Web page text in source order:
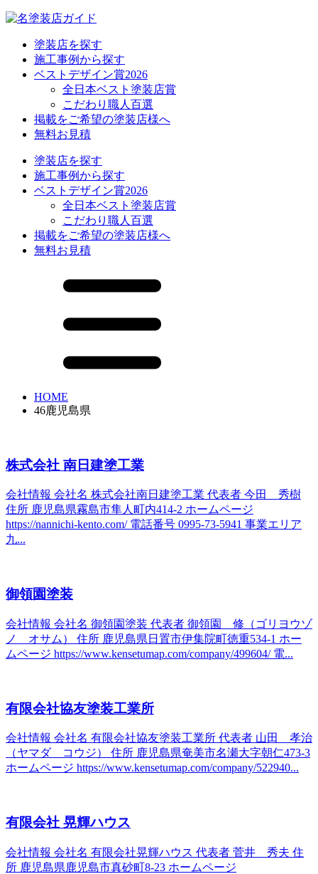
塗装店を探す
施工事例から探す
ベストデザイン賞2026
全日本ベスト塗装店賞
こだわり職人百選
掲載をご希望の塗装店様へ
無料お見積
塗装店を探す
施工事例から探す
ベストデザイン賞2026
全日本ベスト塗装店賞
こだわり職人百選
掲載をご希望の塗装店様へ
無料お見積
HOME
46鹿児島県
株式会社 南日建塗工業
会社情報 会社名 株式会社南日建塗工業 代表者 今田 秀樹
住所 鹿児島県霧島市隼人町内414-2 ホームページ
https://nannichi-kento.com/ 電話番号 0995-73-5941 事業エリア
九...
御領園塗装
会社情報 会社名 御領園塗装 代表者 御領園 修（ゴリヨウゾ
ノ オサム） 住所 鹿児島県日置市伊集院町徳重534-1 ホー
ムページ https://www.kensetumap.com/company/499604/ 電...
有限会社協友塗装工業所
会社情報 会社名 有限会社協友塗装工業所 代表者 山田 孝治
（ヤマダ コウジ） 住所 鹿児島県奄美市名瀬大字朝仁473-3
ホームページ https://www.kensetumap.com/company/522940...
有限会社 晃輝ハウス
会社情報 会社名 有限会社晃輝ハウス 代表者 菅井 秀夫 住
所 鹿児島県鹿児島市真砂町8-23 ホームページ